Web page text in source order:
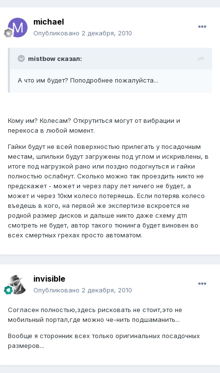
michael
Опубликовано 2 декабря, 2010
mistbow сказал:
А что им будет? Поподробнее пожалуйста...
Кому им? Колесам? Открутиться могут от вибрации и
перекоса в любой момент.
Гайки будут не всей поверхностью прилегать у посадочным
местам, шпильки будут загружены под углом и искривлены, в
итоге под нагрузкой рано или поздно подогнуться и гайки
полностью ослабнут. Сколько можно так проездить никто не
предскажет - может и через пару лет ничего не будет, а
может и через 10км колесо потеряешь. Если потеряв колесо
въедешь в кого, на первой же экспертизе вскроется не
родной размер дисков и дальше никто даже схему дтп
смотреть не будет, автор такого тюнинга будет виновен во
всех смертных грехах просто автоматом.
invisible
Опубликовано 2 декабря, 2010
Согласен полностью,здесь рисковать не стоит,это не
мобильный портал,где можно че-нить подшаманить...
Вообще я сторонник всех только оригинальных посадочных
размеров...